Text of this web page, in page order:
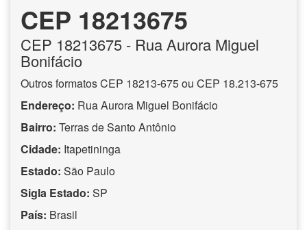
CEP 18213675
CEP 18213675 - Rua Aurora Miguel
Bonifácio
Outros formatos CEP 18213-675 ou CEP 18.213-675
Endereço: Rua Aurora Miguel Bonifácio
Bairro: Terras de Santo Antônio
Cidade: Itapetininga
Estado: São Paulo
Sigla Estado: SP
País: Brasil